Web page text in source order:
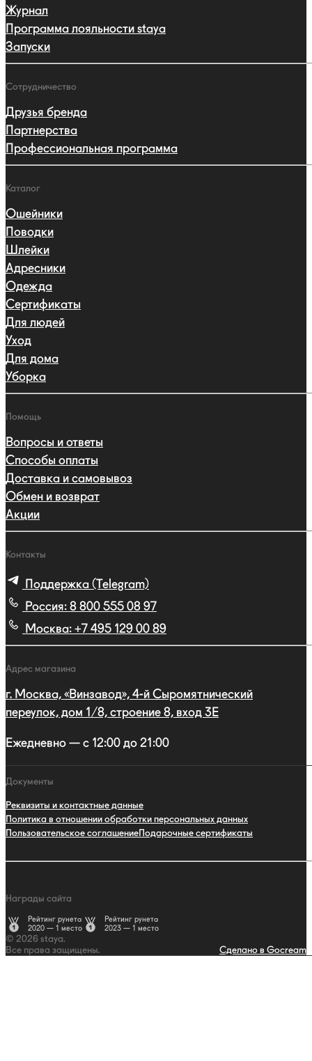
Журнал
Программа лояльности staya
Запуски
Сотрудничество
Друзья бренда
Партнерства
Профессиональная программа
Каталог
Ошейники
Поводки
Шлейки
Адресники
Одежда
Сертификаты
Для людей
Уход
Для дома
Уборка
Помощь
Вопросы и ответы
Способы оплаты
Доставка и самовывоз
Обмен и возврат
Акции
Контакты
Поддержка (Telegram)
Россия: 8 800 555 08 97
Москва: +7 495 129 00 89
Адрес магазина
г. Москва, «Винзавод», 4-й Сыромятнический
переулок, дом 1/8, строение 8, вход 3E
Ежедневно — с 12:00 до 21:00
Документы
Реквизиты и контактные данные
Политика в отношении обработки персональных данных
Пользовательское соглашениеПодарочные сертификаты
Награды сайта
Рейтинг рунета
2020 — 1 место
Рейтинг рунета
2023 — 1 место
© 2026 staya.
Все права защищены.
Сделано в Gocream